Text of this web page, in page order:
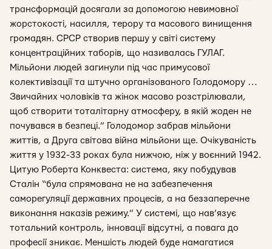
трансформацій досягали за допомогою невимовної
жорстокості, насилля, терору та масового винищення
громадян. СРСР створив першу у світі систему
концентраційних таборів, що називалась ГУЛАГ.
Мільйони людей загинули під час примусової
колективізації та штучно організованого Голодомору …
Звичайних чоловіків та жінок масово розстрілювали,
щоб створити тоталітарну атмосферу, в якій жоден не
почувався в безпеці.” Голодомор забрав мільйони
життів, а Друга світова війна мільйони ще. Очікуваність
життя у 1932-33 роках була нижчою, ніж у воєнний 1942.
Цитую Роберта Конквеста: система, яку побудував
Сталін “була спрямована не на забезпечення
саморегуляції державних процесів, а на беззаперечне
виконання наказів режиму.” У системі, що нав’язує
тотальний контроль, інновації відсутні, а повага до
професії зникає. Меншість людей буде намагатися